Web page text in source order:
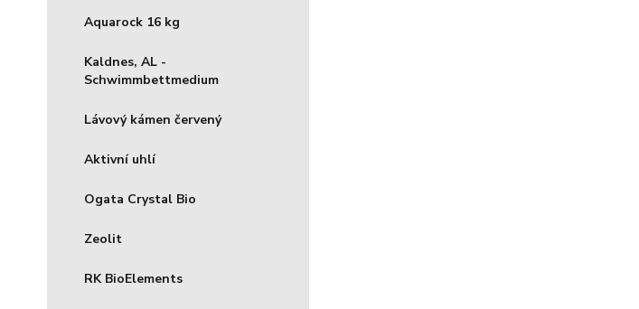
Aquarock 16 kg
Kaldnes, AL -
Schwimmbettmedium
Lávový kámen červený
Aktivní uhlí
Ogata Crystal Bio
Zeolit
RK BioElements